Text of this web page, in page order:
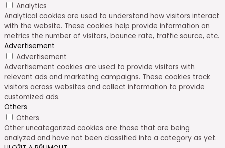
Analytics
Analytical cookies are used to understand how visitors interact
with the website. These cookies help provide information on
metrics the number of visitors, bounce rate, traffic source, etc.
Advertisement
Advertisement
Advertisement cookies are used to provide visitors with
relevant ads and marketing campaigns. These cookies track
visitors across websites and collect information to provide
customized ads.
Others
Others
Other uncategorized cookies are those that are being
analyzed and have not been classified into a category as yet.